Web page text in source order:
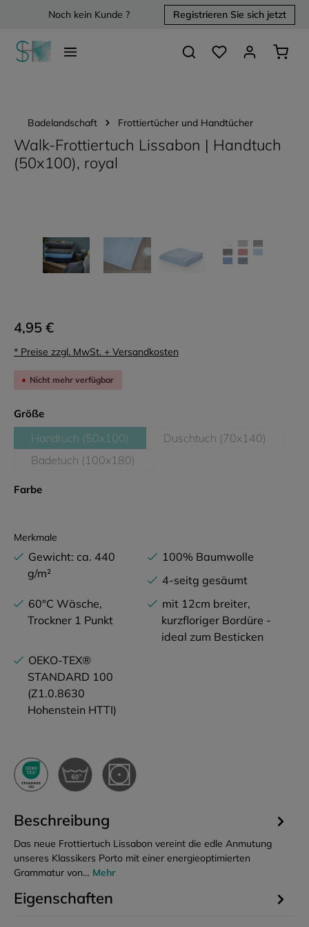
springenNoch kein Kunde ? Registrieren Sie sich jetzt
Du hast 0 Produkte
Badelandschaft Frottiertücher und Handtücher
Walk-Frottiertuch Lissabon | Handtuch
(50x100), royal
4,95 €
* Preise zzgl. MwSt. + Versandkosten
Nicht mehr verfügbar
Größeauswählen
Handtuch (50x100)
(Diese Option ist zurzeit nicht verfügbar.)
Duschtuch (70x140)
(Diese Option ist
Badetuch (100x180)
(Diese Option ist zurzeit nicht verfügbar.)
Farbeauswählen
Merkmale
Gewicht: ca. 440
g/m²
100% Baumwolle
4-seitg gesäumt
60°C Wäsche,
Trockner 1 Punkt
mit 12cm breiter,
kurzfloriger Bordüre -
ideal zum Besticken
OEKO-TEX®
STANDARD 100
(Z1.0.8630
Hohenstein HTTI)
Beschreibung
Das neue Frottiertuch Lissabon vereint die edle Anmutung
unseres Klassikers Porto mit einer energieoptimierten
Grammatur von… Mehr
Eigenschaften